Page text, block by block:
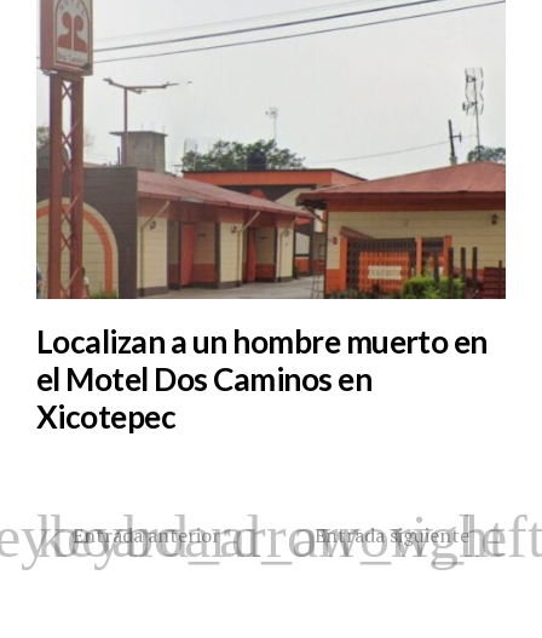
Localizan a un hombre muerto en
el Motel Dos Caminos en
Xicotepec
Entrada anterior Entrada siguiente